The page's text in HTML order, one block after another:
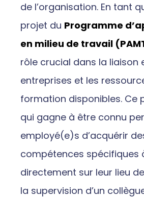
de l’organisation. En tant
projet du Programme
en milieu de travail
rôle crucial dans la liaison
entreprises et les
formation disponibles. Ce
qui gagne à être connu
employé(e)s d’acquérir
compétences spécifiques
directement sur leur lieu
la supervision d’un